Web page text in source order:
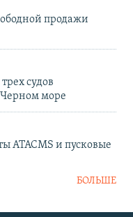
продажи
судов
Черном море
ATACMS и пусковые
БОЛЬШЕ